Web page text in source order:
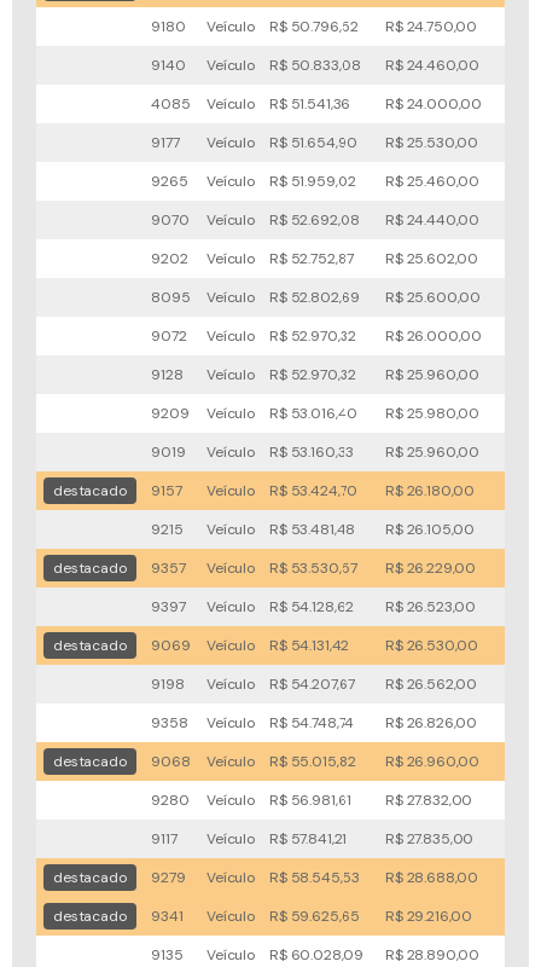
9180
Veículo R$ 50.796,52 R$ 24.750,00
9140
Veículo R$ 50.833,08 R$ 24.460,00
4085
Veículo R$ 51.541,36 R$ 24.000,00
9177
Veículo R$ 51.654,90 R$ 25.530,00
9265
Veículo R$ 51.959,02 R$ 25.460,00
9070
Veículo R$ 52.692,08 R$ 24.440,00
9202
Veículo R$ 52.752,87 R$ 25.602,00
8095
Veículo R$ 52.802,69 R$ 25.600,00
9072
Veículo R$ 52.970,32 R$ 26.000,00
9128
Veículo R$ 52.970,32 R$ 25.960,00
9209
Veículo R$ 53.016,40 R$ 25.980,00
9019
Veículo R$ 53.160,33 R$ 25.960,00
destacado
9157 Veículo R$ 53.424,70 R$ 26.180,00
9215
Veículo R$ 53.481,48 R$ 26.105,00
destacado
9357 Veículo R$ 53.530,57 R$ 26.229,00
9397
Veículo R$ 54.128,62 R$ 26.523,00
destacado
9069 Veículo R$ 54.131,42 R$ 26.530,00
9198
Veículo R$ 54.207,67 R$ 26.562,00
9358
Veículo R$ 54.748,74 R$ 26.826,00
destacado
9068 Veículo R$ 55.015,82 R$ 26.960,00
9280
Veículo R$ 56.981,61 R$ 27.832,00
9117
Veículo R$ 57.841,21 R$ 27.835,00
destacado
9279 Veículo R$ 58.545,53 R$ 28.688,00
destacado
9341 Veículo R$ 59.625,65 R$ 29.216,00
9135
Veículo R$ 60.028,09 R$ 28.890,00